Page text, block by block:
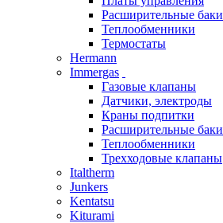
Расширительные баки
Теплообменники
Термостаты
Hermann
Immergas
Газовые клапаны
Датчики, электроды
Краны подпитки
Расширительные баки
Теплообменники
Трехходовые клапаны
Italtherm
Junkers
Kentatsu
Kiturami